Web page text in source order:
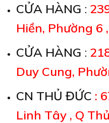
CỬA HÀNG :
Hiền, Phường 6
CỬA HÀNG :
Duy Cung,
CN THỦ ĐỨC :
Linh Tây , Q